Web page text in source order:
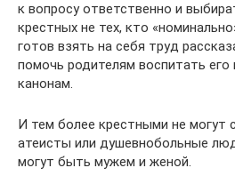
к вопросу ответственно и
крестных не тех, кто
готов взять на себя труд
помочь родителям воспитать его
канонам.
И тем более крестными не могут
атеисты или душевнобольные
могут быть мужем и женой.